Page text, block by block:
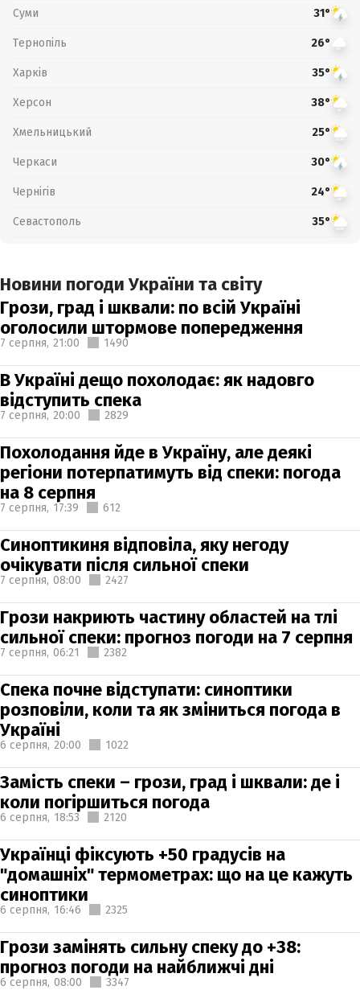
Суми 31°
Тернопіль 26°
Харків 35°
Херсон 38°
Хмельницький 25°
Черкаси 30°
Чернігів 24°
Севастополь 35°
Новини погоди України та світу
Грози, град і шквали: по всій Україні
оголосили штормове попередження
7 серпня, 21:00 1490
В Україні дещо похолодає: як надовго
відступить спека
7 серпня, 20:00 2829
Похолодання йде в Україну, але деякі
регіони потерпатимуть від спеки: погода
на 8 серпня
7 серпня, 17:39 612
Синоптикиня відповіла, яку негоду
очікувати після сильної спеки
7 серпня, 08:00 2427
Грози накриють частину областей на тлі
сильної спеки: прогноз погоди на 7 серпня
7 серпня, 06:21 2382
Спека почне відступати: синоптики
розповіли, коли та як зміниться погода в
Україні
6 серпня, 20:00 1022
Замість спеки – грози, град і шквали: де і
коли погіршиться погода
6 серпня, 18:53 2120
Українці фіксують +50 градусів на
"домашніх" термометрах: що на це кажуть
синоптики
6 серпня, 16:46 2325
Грози замінять сильну спеку до +38:
прогноз погоди на найближчі дні
6 серпня, 08:00 3347